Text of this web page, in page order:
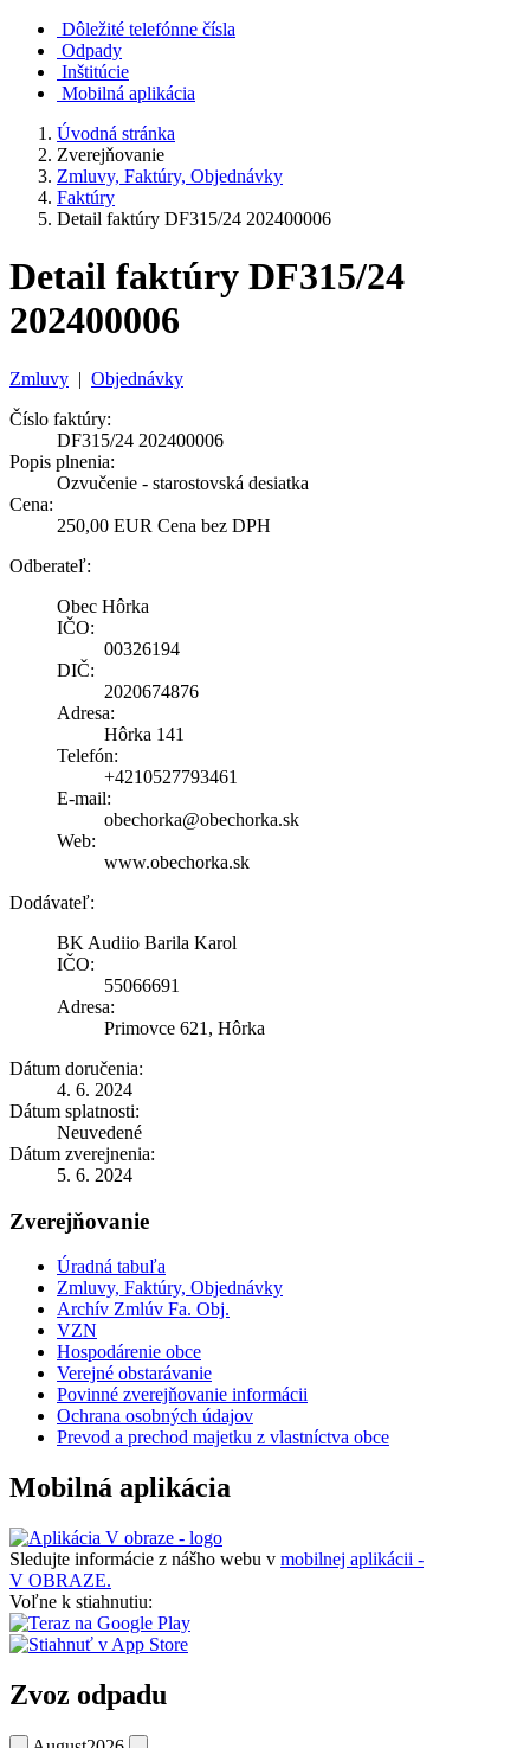
Dôležité telefónne čísla
Odpady
Inštitúcie
Mobilná aplikácia
Úvodná stránka
Zverejňovanie
Zmluvy, Faktúry, Objednávky
Faktúry
Detail faktúry DF315/24 202400006
Detail faktúry DF315/24
202400006
Zmluvy | Objednávky
Číslo faktúry:
DF315/24 202400006
Popis plnenia:
Ozvučenie - starostovská desiatka
Cena:
250,00 EUR Cena bez DPH
Odberateľ:
Obec Hôrka
IČO:
00326194
DIČ:
2020674876
Adresa:
Hôrka 141
Telefón:
+4210527793461
E-mail:
obechorka@obechorka.sk
Web:
www.obechorka.sk
Dodávateľ:
BK Audiio Barila Karol
IČO:
55066691
Adresa:
Primovce 621, Hôrka
Dátum doručenia:
4. 6. 2024
Dátum splatnosti:
Neuvedené
Dátum zverejnenia:
5. 6. 2024
Zverejňovanie
Úradná tabuľa
Zmluvy, Faktúry, Objednávky
Archív Zmlúv Fa. Obj.
VZN
Hospodárenie obce
Verejné obstarávanie
Povinné zverejňovanie informácii
Ochrana osobných údajov
Prevod a prechod majetku z vlastníctva obce
Mobilná aplikácia
Sledujte informácie z nášho webu v mobilnej aplikácii -
V OBRAZE.
Voľne k stiahnutiu:
Zvoz odpadu